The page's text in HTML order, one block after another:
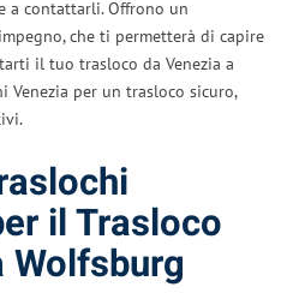
a contattarli. Offrono un
che ti permetterà di capire
il tuo trasloco da Venezia a
Venezia per un trasloco sicuro,
il Trasloco
Wolfsburg